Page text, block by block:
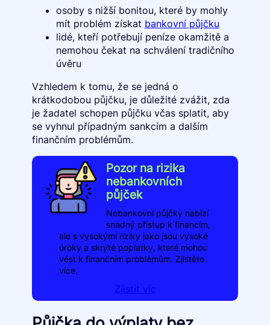
osoby s nižší bonitou, které by mohly
mít problém získat bankovní půjčku
lidé, kteří potřebují peníze okamžitě a
nemohou čekat na schválení tradičního
úvěru
Vzhledem k tomu, že se jedná o
krátkodobou půjčku, je důležité zvážit, zda
je žadatel schopen půjčku včas splatit, aby
se vyhnul případným sankcím a dalším
finančním problémům.
Pozor na rizika
nebankovních
půjček
Nebankovní půjčky nabízí
snadný přístup k financím,
ale s vysokými riziky jako jsou vysoké
úroky a skryté poplatky, které mohou
vést k finančním problémům. Zjistěte
více.
Zjistit víc